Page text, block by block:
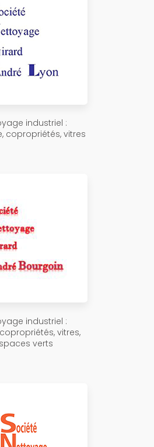
industriel :
copropriétés, vitres
industriel :
vitres,
verts